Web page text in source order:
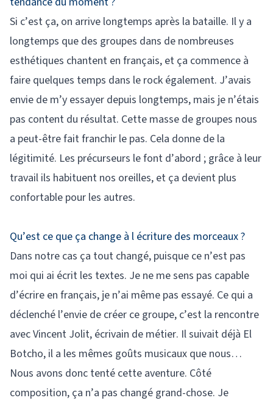
Si c’est ça, on arrive longtemps après la bataille. Il y a
longtemps que des groupes dans de nombreuses
esthétiques chantent en français, et ça commence à
faire quelques temps dans le rock également. J’avais
envie de m’y essayer depuis longtemps, mais je n’étais
pas content du résultat. Cette masse de groupes nous
a peut-être fait franchir le pas. Cela donne de la
légitimité. Les précurseurs le font d’abord ; grâce à leur
travail ils habituent nos oreilles, et ça devient plus
confortable pour les autres.
Qu’est ce que ça change à l écriture des morceaux ?
Dans notre cas ça tout changé, puisque ce n’est pas
moi qui ai écrit les textes. Je ne me sens pas capable
d’écrire en français, je n’ai même pas essayé. Ce qui a
déclenché l’envie de créer ce groupe, c’est la rencontre
avec Vincent Jolit, écrivain de métier. Il suivait déjà El
Botcho, il a les mêmes goûts musicaux que nous…
Nous avons donc tenté cette aventure. Côté
composition, ça n’a pas changé grand-chose. Je